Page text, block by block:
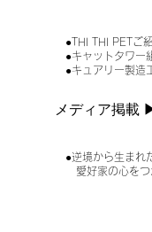
●THI THI PETご
●キャットタワー
●キュアリー製造
メディア掲載
●逆境から生まれ
愛好家の心をつ